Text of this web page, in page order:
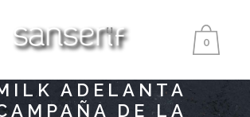
0
ADELANTA
DE LA